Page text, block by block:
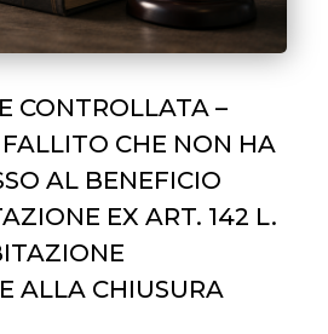
CONTROLLATA –
CHE NON HA
AL BENEFICIO
EX ART. 142 L.
ALLA CHIUSURA